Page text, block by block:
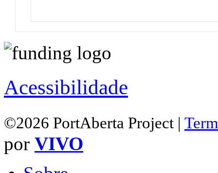
Acessibilidade
©2026 PortAberta Project |
por VIVO